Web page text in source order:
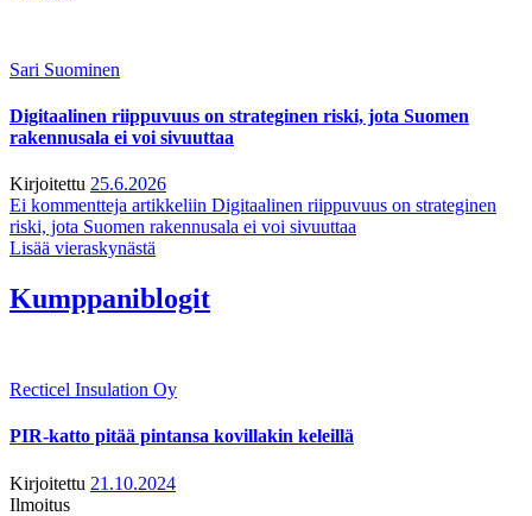
Sari Suominen
Digitaalinen riippuvuus on strateginen riski, jota Suomen
rakennusala ei voi sivuuttaa
Kirjoitettu 25.6.2026
Ei kommentteja artikkeliin Digitaalinen riippuvuus on strateginen
riski, jota Suomen rakennusala ei voi sivuuttaa
Lisää vieraskynästä
Kumppaniblogit
Recticel Insulation Oy
PIR-katto pitää pintansa kovillakin keleillä
Kirjoitettu 21.10.2024
Ilmoitus